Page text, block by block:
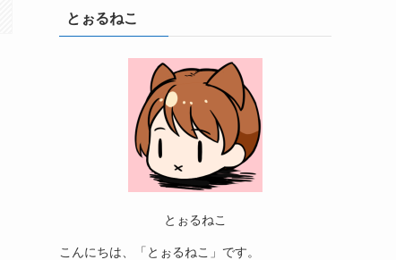
とぉるねこ
とぉるねこ
こんにちは、「とぉるねこ」です。